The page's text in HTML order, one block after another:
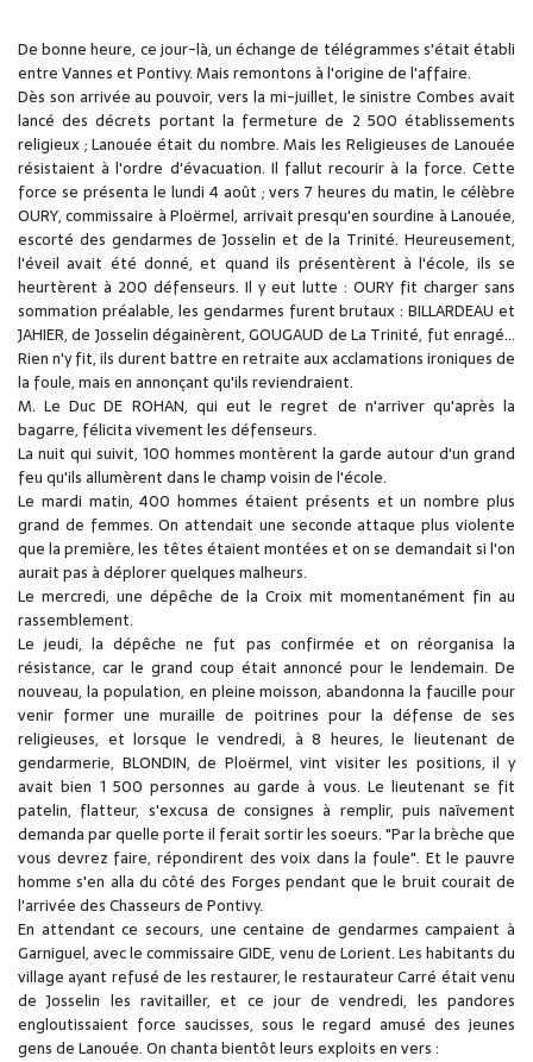
De bonne heure, ce jour-là, un échange de télégrammes s'était établi
entre Vannes et Pontivy. Mais remontons à l'origine de l'affaire.
Dès son arrivée au pouvoir, vers la mi-juillet, le sinistre Combes avait
lancé des décrets portant la fermeture de 2 500 établissements
religieux ; Lanouée était du nombre. Mais les Religieuses de Lanouée
résistaient à l'ordre d'évacuation. Il fallut recourir à la force. Cette
force se présenta le lundi 4 août ; vers 7 heures du matin, le célèbre
OURY, commissaire à Ploërmel, arrivait presqu'en sourdine à Lanouée,
escorté des gendarmes de Josselin et de la Trinité. Heureusement,
l'éveil avait été donné, et quand ils présentèrent à l'école, ils se
heurtèrent à 200 défenseurs. Il y eut lutte : OURY fit charger sans
sommation préalable, les gendarmes furent brutaux : BILLARDEAU et
JAHIER, de Josselin dégainèrent, GOUGAUD de La Trinité, fut enragé...
Rien n'y fit, ils durent battre en retraite aux acclamations ironiques de
la foule, mais en annonçant qu'ils reviendraient.
M. Le Duc DE ROHAN, qui eut le regret de n'arriver qu'après la
bagarre, félicita vivement les défenseurs.
La nuit qui suivit, 100 hommes montèrent la garde autour d'un grand
feu qu'ils allumèrent dans le champ voisin de l'école.
Le mardi matin, 400 hommes étaient présents et un nombre plus
grand de femmes. On attendait une seconde attaque plus violente
que la première, les têtes étaient montées et on se demandait si l'on
aurait pas à déplorer quelques malheurs.
Le mercredi, une dépêche de la Croix mit momentanément fin au
rassemblement.
Le jeudi, la dépêche ne fut pas confirmée et on réorganisa la
résistance, car le grand coup était annoncé pour le lendemain. De
nouveau, la population, en pleine moisson, abandonna la faucille pour
venir former une muraille de poitrines pour la défense de ses
religieuses, et lorsque le vendredi, à 8 heures, le lieutenant de
gendarmerie, BLONDIN, de Ploërmel, vint visiter les positions, il y
avait bien 1 500 personnes au garde à vous. Le lieutenant se fit
patelin, flatteur, s'excusa de consignes à remplir, puis naïvement
demanda par quelle porte il ferait sortir les soeurs. "Par la brèche que
vous devrez faire, répondirent des voix dans la foule". Et le pauvre
homme s'en alla du côté des Forges pendant que le bruit courait de
l'arrivée des Chasseurs de Pontivy.
En attendant ce secours, une centaine de gendarmes campaient à
Garniguel, avec le commissaire GIDE, venu de Lorient. Les habitants du
village ayant refusé de les restaurer, le restaurateur Carré était venu
de Josselin les ravitailler, et ce jour de vendredi, les pandores
engloutissaient force saucisses, sous le regard amusé des jeunes
gens de Lanouée. On chanta bientôt leurs exploits en vers :